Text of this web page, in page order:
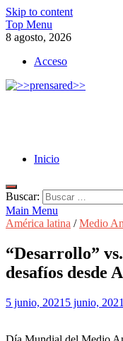
Skip to content
Top Menu
8 agosto, 2026
Acceso
Inicio
Buscar:
Main Menu
América latina /Medio
“Desarrollo”
desafíos desde
5 junio, 2021 5 junio, 2021